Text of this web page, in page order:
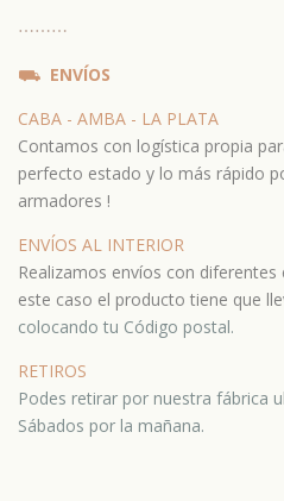
⋯⋯⋯
⛟ ENVÍOS
CABA - AMBA - LA PLATA
Contamos con logística propia
perfecto estado y lo más rápido
armadores !
ENVÍOS AL INTERIOR
Realizamos envíos con
este caso el producto tiene que
colocando tu Código postal.
RETIROS
Podes retirar por nuestra fábrica
Sábados por la mañana.